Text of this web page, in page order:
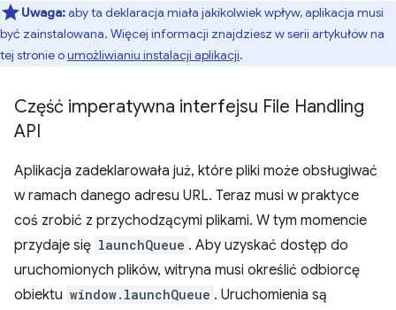
Uwaga:aby ta deklaracja miała jakikolwiek wpływ, aplikacja musi
być zainstalowana. Więcej informacji znajdziesz w serii artykułów na
tej stronie oumożliwianiu instalacji aplikacji.
Część imperatywna interfejsu File Handling
API
Aplikacja zadeklarowała już, które pliki może obsługiwać
w ramach danego adresu URL. Teraz musi w praktyce
coś zrobić z przychodzącymi plikami. W tym momencie
przydaje się launchQueue . Aby uzyskać dostęp do
uruchomionych plików, witryna musi określić odbiorcę
obiektu window.launchQueue . Uruchomienia są